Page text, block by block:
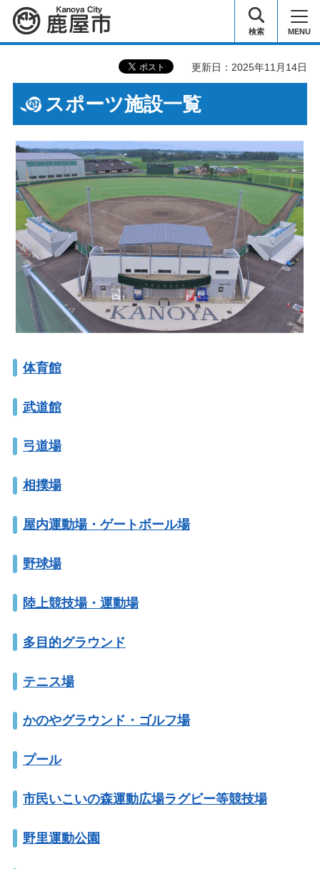
鹿屋市 検索 MENU
更新日：2025年11月14日
スポーツ施設一覧
体育館
武道館
弓道場
相撲場
屋内運動場・ゲートボール場
野球場
陸上競技場・運動場
多目的グラウンド
テニス場
かのやグラウンド・ゴルフ場
プール
市民いこいの森運動広場ラグビー等競技場
野里運動公園